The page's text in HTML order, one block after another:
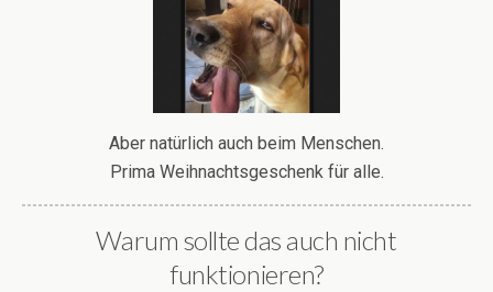
Aber natürlich auch beim Menschen.
Prima Weihnachtsgeschenk für alle.
Warum sollte das auch nicht
funktionieren?